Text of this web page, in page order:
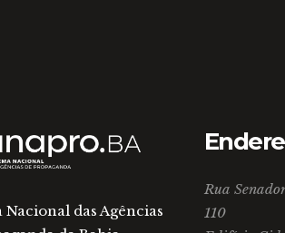
Nacional das Agências
Rua
110